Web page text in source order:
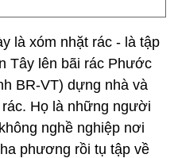
là xóm nhặt rác - là tập
Tây lên bãi rác Phước
BR-VT) dựng nhà và
Họ là những người
nghề nghiệp nơi
phương rồi tụ tập về